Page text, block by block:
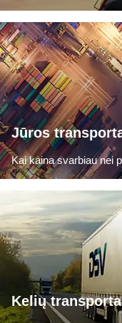
Jūros
Kai kaina svarbiau nei
Kelių